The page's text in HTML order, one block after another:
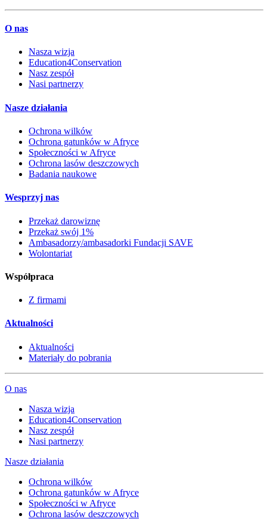
O nas
Nasza wizja
Education4Conservation
Nasz zespół
Nasi partnerzy
Nasze działania
Ochrona wilków
Ochrona gatunków w Afryce
Społeczności w Afryce
Ochrona lasów deszczowych
Badania naukowe
Wesprzyj nas
Przekaż darowiznę
Przekaż swój 1%
Ambasadorzy/ambasadorki Fundacji SAVE
Wolontariat
Współpraca
Z firmami
Aktualności
Aktualności
Materiały do pobrania
O nas
Nasza wizja
Education4Conservation
Nasz zespół
Nasi partnerzy
Nasze działania
Ochrona wilków
Ochrona gatunków w Afryce
Społeczności w Afryce
Ochrona lasów deszczowych